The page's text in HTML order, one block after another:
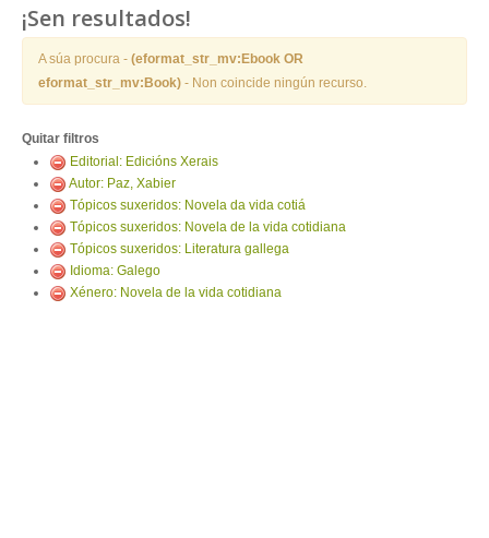
ENTRAR
¡Sen resultados!
A súa procura - (eformat_str_mv:Ebook OR
eformat_str_mv:Book) - Non coincide ningún recurso.
Quitar filtros
Editorial: Edicións Xerais
Autor: Paz, Xabier
Tópicos suxeridos: Novela da vida cotiá
Tópicos suxeridos: Novela de la vida cotidiana
Tópicos suxeridos: Literatura gallega
Idioma: Galego
Xénero: Novela de la vida cotidiana